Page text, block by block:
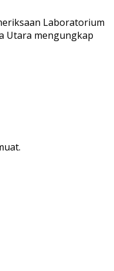
Laboratorium
Utara mengungkap